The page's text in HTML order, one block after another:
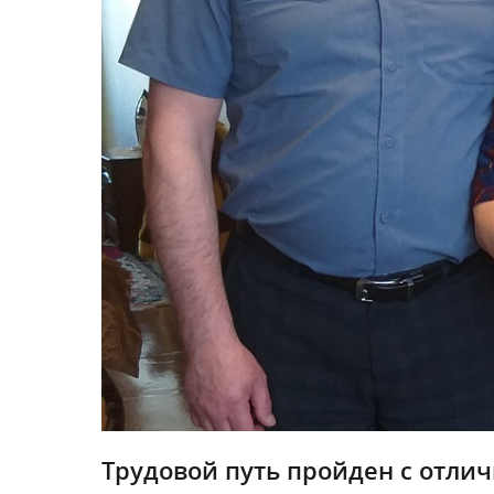
Трудовой путь пройден с